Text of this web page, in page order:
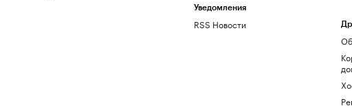
Уведомления
RSS Новости